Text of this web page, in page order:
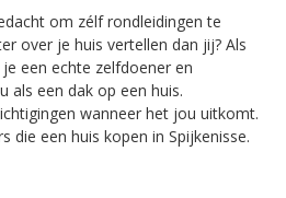
om zélf rondleidingen te
over je huis vertellen dan jij? Als
een echte zelfdoener en
als een dak op een huis.
wanneer het jou uitkomt.
die een huis kopen in Spijkenisse.